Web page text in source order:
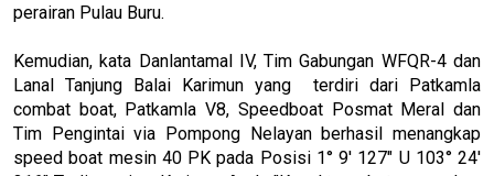
perairan Pulau Buru.
Kemudian, kata Danlantamal IV, Tim Gabungan WFQR-4 dan
Lanal Tanjung Balai Karimun yang terdiri dari Patkamla
combat boat, Patkamla V8, Speedboat Posmat Meral dan
Tim Pengintai via Pompong Nelayan berhasil menangkap
speed boat mesin 40 PK pada Posisi 1° 9' 127" U 103° 24'